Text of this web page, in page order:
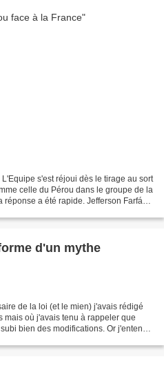
s'est réjoui dès le tirage au sort
celle du Pérou dans le groupe de la
réponse a été rapide. Jefferson Farfán
d'un mythe
de la loi (et le mien) j'avais rédigé
mais où j'avais tenu à rappeler que
bien des modifications. Or j'entends